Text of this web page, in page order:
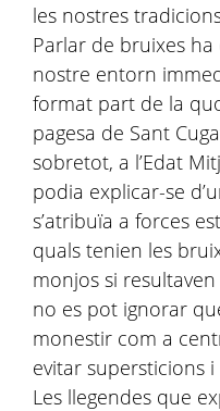
les nostres
Parlar de bruixes
nostre entorn
format part de la
pagesa de Sant
sobretot, a l’Edat
podia explicar-se
s’atribuïa a forces
quals tenien les
monjos si
no es pot ignorar
monestir com a
evitar supersticions
Les llegendes que